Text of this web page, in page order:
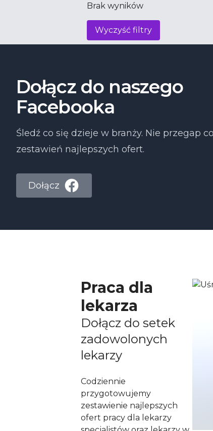
Brak wyników
Wyczyść filtry
Dołącz do naszego
Facebooka
Śledź co się dzieje w branży. Nie przegap
zestawień najlepszych ofert.
Dołącz
Praca dla
lekarza
Dołącz do setek
zadowolonych
lekarzy
Codziennie
przygotowujemy
zestawienie najlepszych
ofert pracy dla lekarzy